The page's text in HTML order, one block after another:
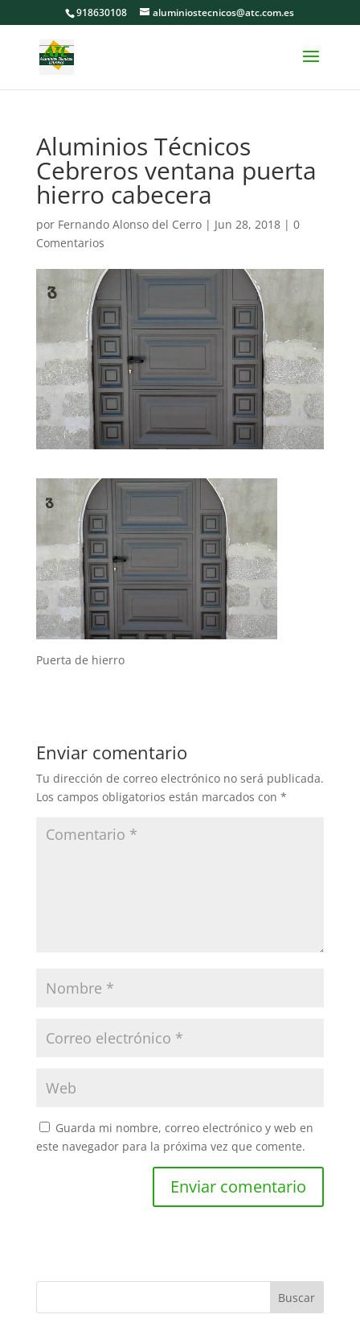
918630108 aluminiostecnicos@atc.com.es
Aluminios Técnicos
Cebreros ventana puerta
hierro cabecera
por Fernando Alonso del Cerro| Jun 28, 2018| 0
Comentarios
Puerta de hierro
Enviar comentario
Tu dirección de correo electrónico no será publicada.
Los campos obligatorios están marcados con *
Guarda mi nombre, correo electrónico y web en
este navegador para la próxima vez que comente.